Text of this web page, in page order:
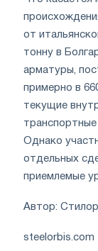
от
тонну в
арматуры,
примерно в
текущие
Однако
отдельных
приемлемые
Автор:
steelorbis.com